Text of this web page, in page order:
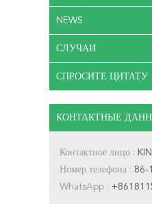
NEWS
СЛУЧАИ
СПРОСИТЕ ЦИТАТУ
КОНТАКТНЫЕ
Контактное лицо :
Номер телефона : 86-
WhatsApp :